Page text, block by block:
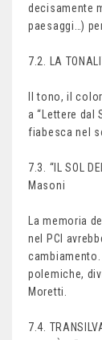
decisamente
paesaggi…)
7.2. LA
Il tono, il
a “Lettere dal
fiabesca nel
7.3. “IL SOL
Masoni
La memoria
nel PCI
polemiche,
Moretti.
7.4.